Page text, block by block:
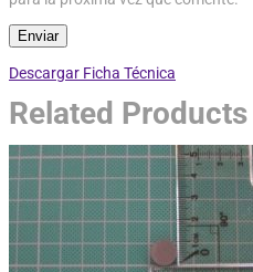
Descargar Ficha Técnica
Related Products